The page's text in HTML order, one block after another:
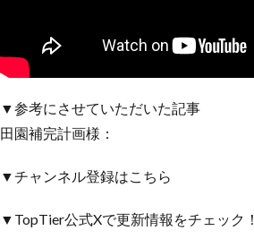
▼参考にさせていただいた記事
田園補完計画様：
▼チャンネル登録はこちら
▼TopTier公式Xで更新情報をチェック！